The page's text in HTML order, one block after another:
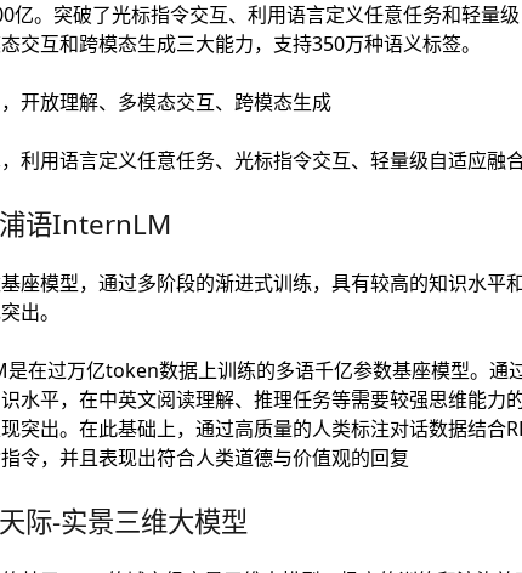
亿。突破了光标指令交互、利用语言定义任意任务和轻量
交互和跨模态生成三大能力，支持350万种语义标签。
开放理解、多模态交互、跨模态生成
利用语言定义任意任务、光标指令交互、轻量级自适应融
浦语InternLM
座模型，通过多阶段的渐进式训练，具有较高的知识水平
出。
在过万亿token数据上训练的多语千亿参数基座模型。通
水平，在中英文阅读理解、推理任务等需要较强思维能力
突出。在此基础上，通过高质量的人类标注对话数据结
令，并且表现出符合人类道德与价值观的回复
际-实景三维大模型